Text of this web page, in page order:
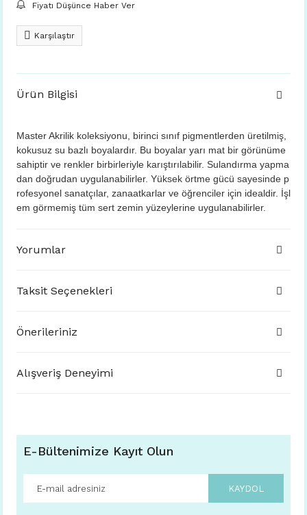
Fiyatı Düşünce Haber Ver
Karşılaştır
Ürün Bilgisi
Master Akrilik koleksiyonu, birinci sınıf pigmentlerden üretilmiş,
kokusuz su bazlı boyalardır. Bu boyalar yarı mat bir görünüme
sahiptir ve renkler birbirleriyle karıştırılabilir. Sulandırma yapma
dan doğrudan uygulanabilirler. Yüksek örtme gücü sayesinde p
rofesyonel sanatçılar, zanaatkarlar ve öğrenciler için idealdir. İşl
em görmemiş tüm sert zemin yüzeylerine uygulanabilirler.
Yorumlar
Taksit Seçenekleri
Önerileriniz
Alışveriş Deneyimi
E-Bültenimize Kayıt Olun
KAYDOL